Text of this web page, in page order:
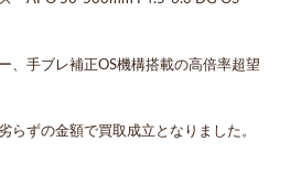
、手ブレ補正OS機構搭載の高倍率超望
らずの金額で買取成立となりました。